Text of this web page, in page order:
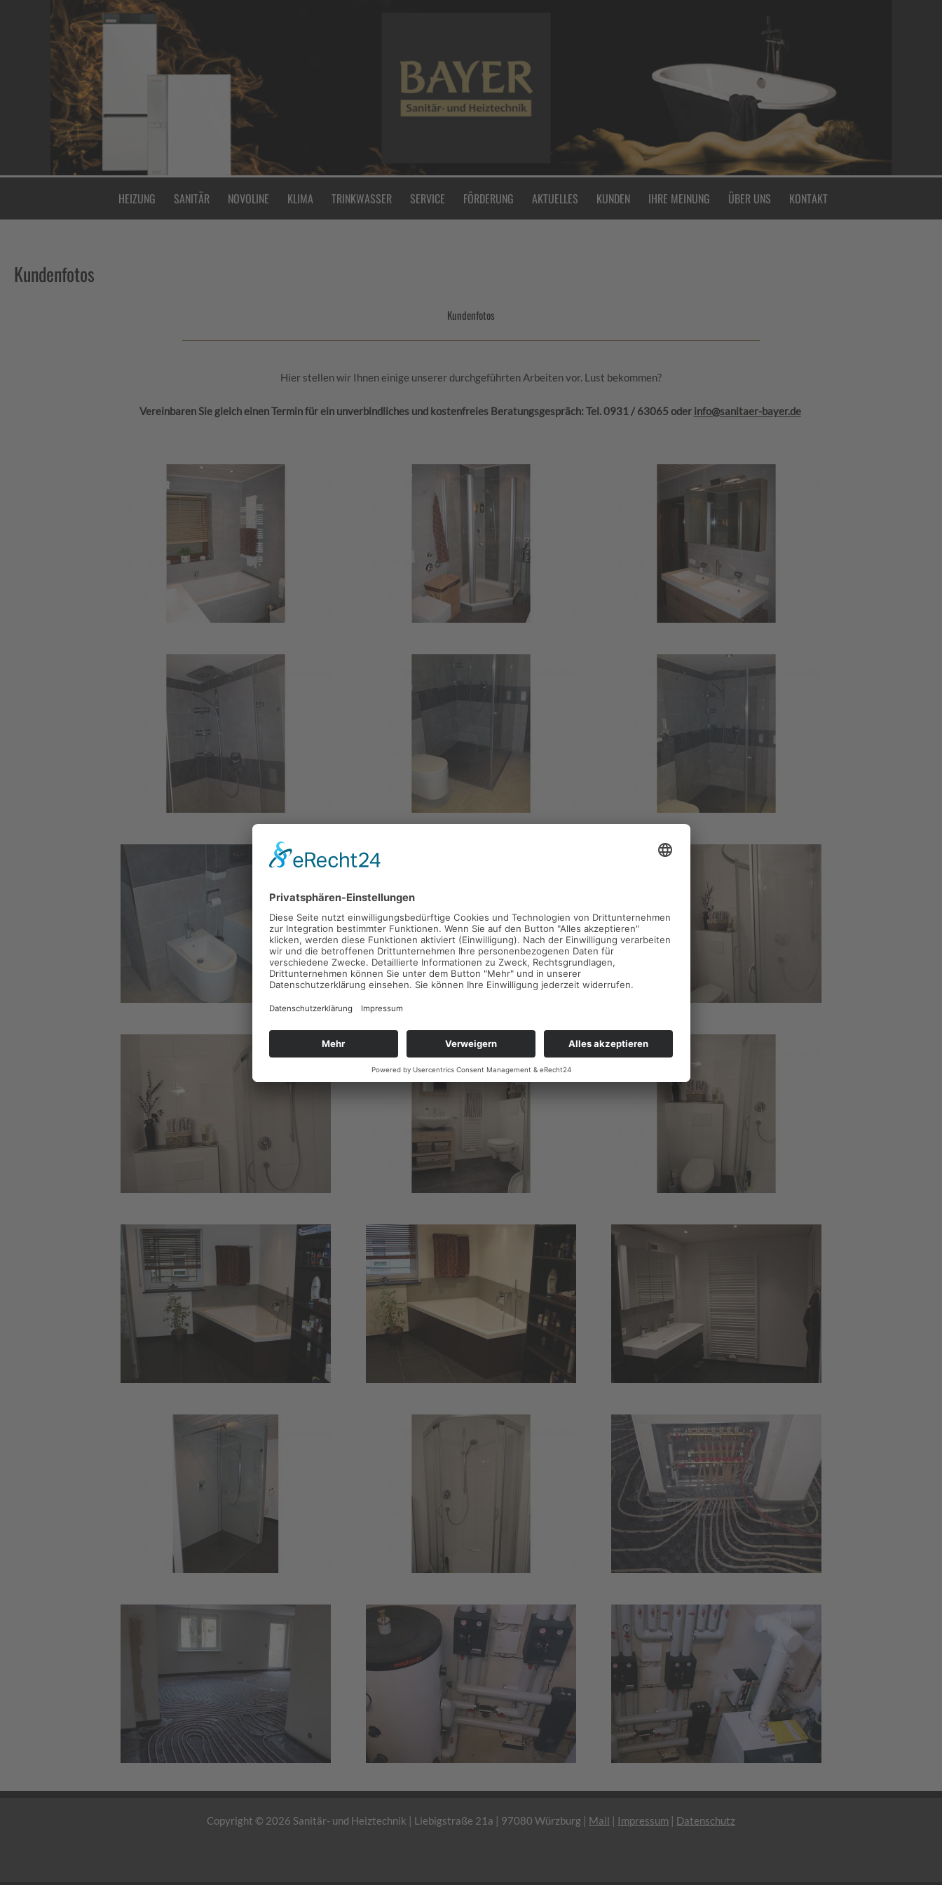
HEIZUNG SANITÄR NOVOLINE KLIMA TRINKWASSER SERVICE FÖRDERUNG AKTUELLES KUNDEN IHRE MEINUNG ÜBER UNS KONTAKT
Kundenfotos
Kundenfotos
Hier stellen wir Ihnen einige unserer durchgeführten Arbeiten vor. Lust bekommen?
Vereinbaren Sie gleich einen Termin für ein unverbindliches und kostenfreies Beratungsgespräch: Tel. 0931 / 63065 oder info@sanitaer-bayer.de
Copyright © 2026 Sanitär- und Heiztechnik | Liebigstraße 21a | 97080 Würzburg | Mail | Impressum | Datenschutz